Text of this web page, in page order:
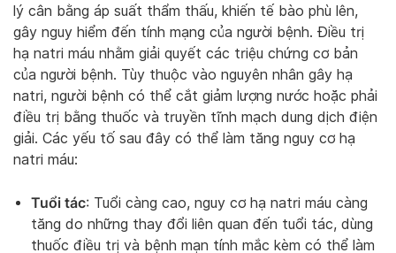
lý cân bằng áp suất thẩm thấu, khiến tế bào phù lên,
gây nguy hiểm đến tính mạng của người bệnh. Điều trị
hạ natri máu nhằm giải quyết các triệu chứng cơ bản
của người bệnh. Tùy thuộc vào nguyên nhân gây hạ
natri, người bệnh có thể cắt giảm lượng nước hoặc phải
điều trị bằng thuốc và truyền tĩnh mạch dung dịch điện
giải. Các yếu tố sau đây có thể làm tăng nguy cơ hạ
natri máu:
Tuổi tác: Tuổi càng cao, nguy cơ hạ natri máu càng
tăng do những thay đổi liên quan đến tuổi tác, dùng
thuốc điều trị và bệnh mạn tính mắc kèm có thể làm